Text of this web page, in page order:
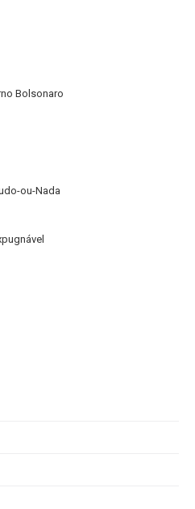
Bolsonaro
ou-Nada